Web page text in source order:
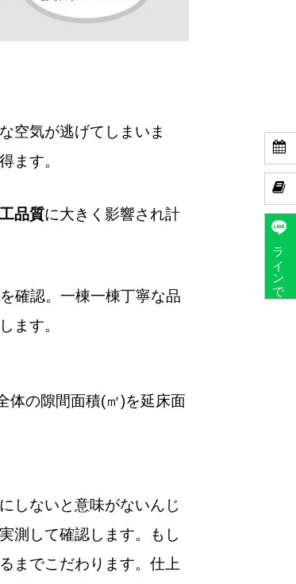


ラインで予約
空気が逃げてしまいま
ます。
品質に大きく影響され計
確認。一棟一棟丁寧な品
ます。
体の隙間面積(㎡)を延床面
しないと意味がないんじ
測して確認します。もし
までこだわります。仕上